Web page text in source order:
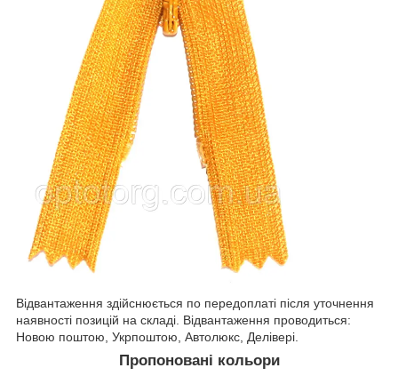
Відвантаження здійснюється по передоплаті після уточнення
наявності позицій на складі. Відвантаження проводиться:
Новою поштою, Укрпоштою, Автолюкс, Делівері.
Пропоновані кольори